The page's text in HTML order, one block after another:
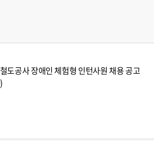
도공사 장애인 체험형 인턴사원 채용 공고